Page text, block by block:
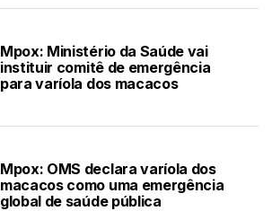
Mpox: Ministério da Saúde vai
instituir comitê de emergência
para varíola dos macacos
Mpox: OMS declara varíola dos
macacos como uma emergência
global de saúde pública